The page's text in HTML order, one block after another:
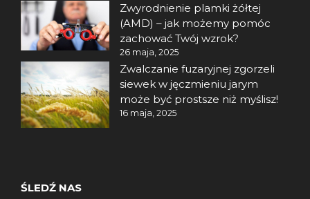
Zwyrodnienie plamki żółtej
(AMD) – jak możemy pomóc
zachować Twój wzrok?
26 maja, 2025
Zwalczanie fuzaryjnej zgorzeli
siewek w jęczmieniu jarym
może być prostsze niż myślisz!
16 maja, 2025
ŚLEDŹ NAS